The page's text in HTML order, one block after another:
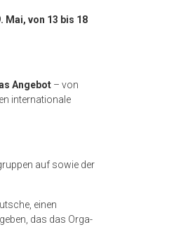
Mai, von 13 bis 18
Angebot – von
internationale
auf sowie der
einen
das das Orga-